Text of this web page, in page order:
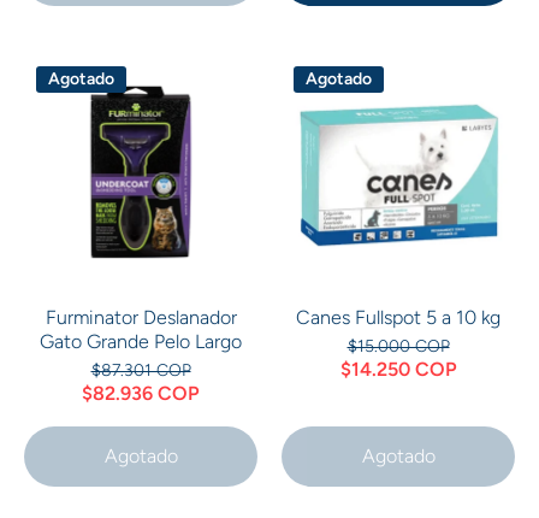
Agotado
Furminator Deslanador
Gato Grande Pelo Largo
$87.301 COP
$82.936 COP
Agotado
Agotado
Canes Fullspot 5 a 10 kg
$15.000 COP
$14.250 COP
Agotado